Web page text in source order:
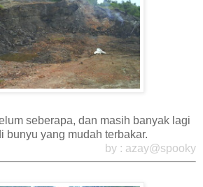
seberapa, dan masih banyak lagi
bunyu yang mudah terbakar.
by : azay@spooky